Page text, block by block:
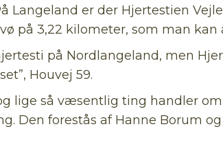
Langeland er der Hjertestien
på 3,22 kilometer, som man
på Nordlangeland, men
Houvej 59.
lige så væsentlig ting handler
Den forestås af Hanne Borum